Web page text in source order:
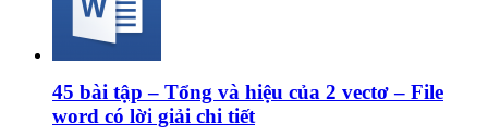
45 bài tập – Tổng và hiệu của 2 vectơ – File
word có lời giải chi tiết